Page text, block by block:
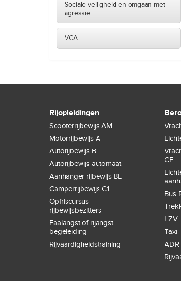
Sociale veiligheid en omgaan met
agressie
VCA
Rijopleidingen
Scooterrijbewijs AM
Motorrijbewijs A
Autorijbewijs B
Autorijbewijs automaat
Aanhanger rijbewijs BE
Camperrijbewijs C1
Opfriscursus
rijbewijsbezitters
Faalangst of rijangst
begeleiding
Rijvaardigheidstraining
CE
Bus
LZV
Taxi
ADR